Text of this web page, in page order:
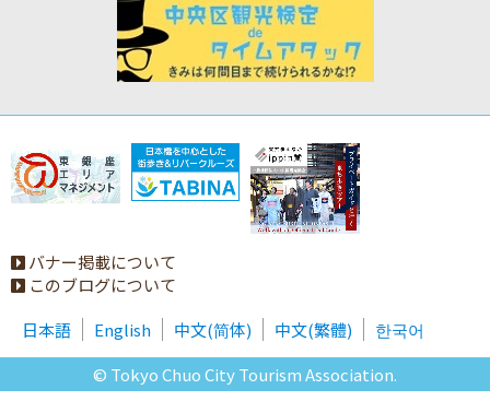
バナー掲載について
このブログについて
日本語
English 中文(简体) 中文(繁體)
한국어
© Tokyo Chuo City Tourism Association.